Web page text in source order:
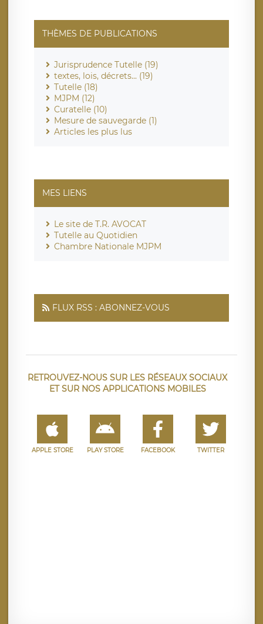
THÈMES DE PUBLICATIONS
Jurisprudence Tutelle (19)
textes, lois, décrets... (19)
Tutelle (18)
MJPM (12)
Curatelle (10)
Mesure de sauvegarde (1)
Articles les plus lus
MES LIENS
Le site de T.R. AVOCAT
Tutelle au Quotidien
Chambre Nationale MJPM
FLUX RSS : ABONNEZ-VOUS
RETROUVEZ-NOUS SUR LES RÉSEAUX SOCIAUX
ET SUR NOS APPLICATIONS MOBILES
APPLE STORE PLAY STORE FACEBOOK TWITTER